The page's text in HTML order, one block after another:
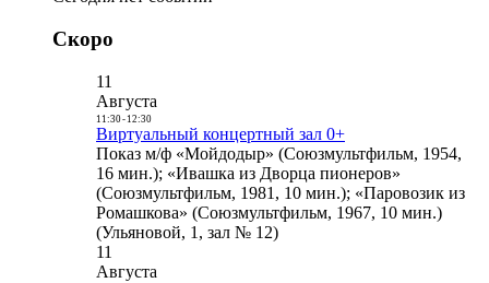
Скоро
11
Августа
11:30- 12:30
Виртуальный концертный зал 0+
Показ м/ф «Мойдодыр» (Союзмультфильм, 1954,
16 мин.); «Ивашка из Дворца пионеров»
(Союзмультфильм, 1981, 10 мин.); «Паровозик из
Ромашкова» (Союзмультфильм, 1967, 10 мин.)
(Ульяновой, 1, зал № 12)
11
Августа